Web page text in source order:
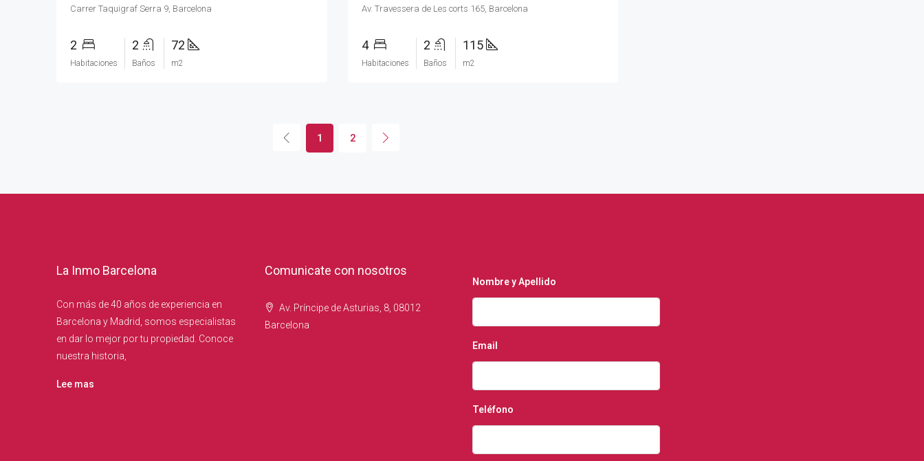
Carrer Taquigraf Serra 9, Barcelona
2
Habitaciones
2
Baños
72
m2
Av. Travessera de Les corts 165, Barcelona
4
Habitaciones
2
Baños
115
m2
1 2
La Inmo Barcelona
Con más de 40 años de experiencia en
Barcelona y Madrid, somos especialistas
en dar lo mejor por tu propiedad. Conoce
nuestra historia,
Lee mas
Comunicate con nosotros
Av. Príncipe de Asturias, 8, 08012
Barcelona
Nombre y Apellido
Email
Teléfono